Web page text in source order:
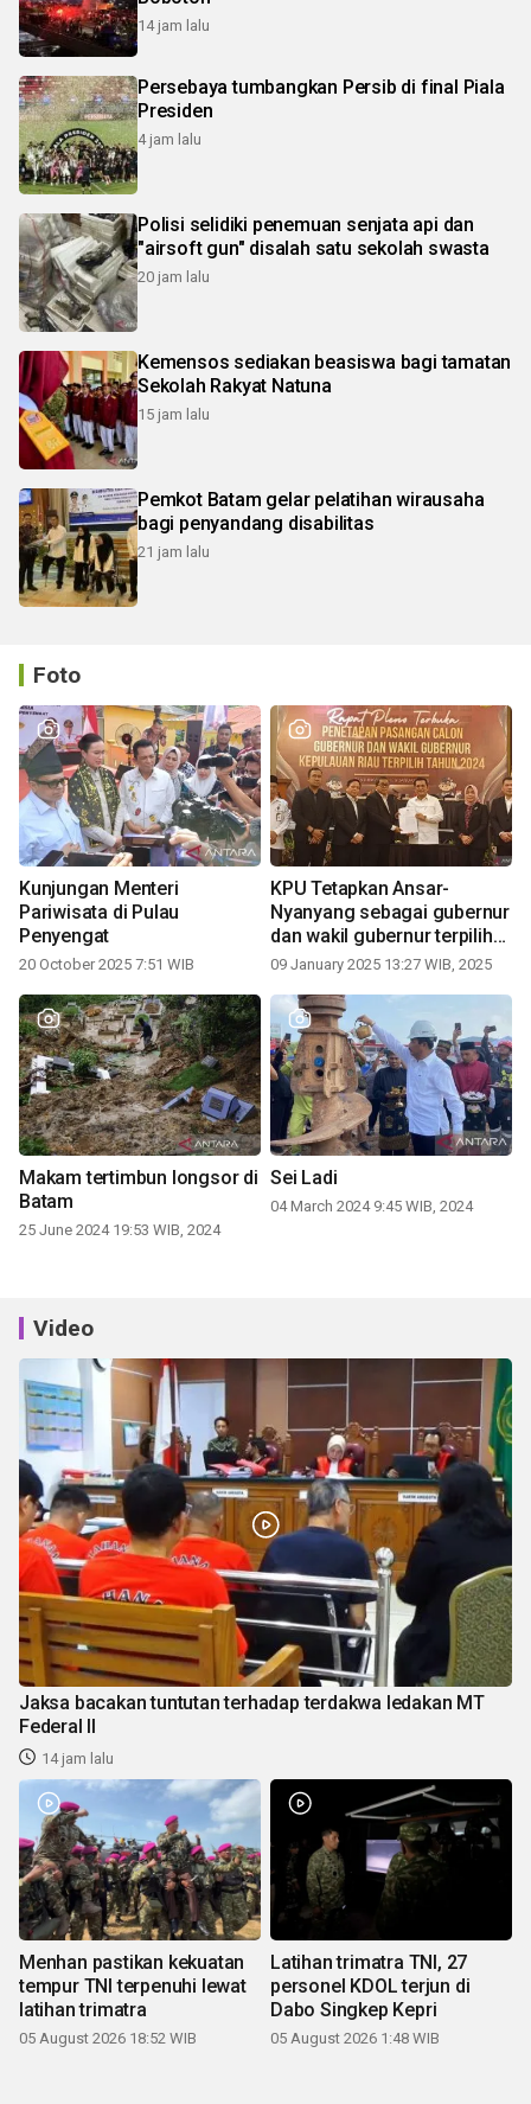
14 jam lalu
Persebaya tumbangkan Persib di final Piala
Presiden
4 jam lalu
Polisi selidiki penemuan senjata api dan
"airsoft gun" disalah satu sekolah swasta
20 jam lalu
Kemensos sediakan beasiswa bagi tamatan
Sekolah Rakyat Natuna
15 jam lalu
Pemkot Batam gelar pelatihan wirausaha
bagi penyandang disabilitas
21 jam lalu
Foto
Kunjungan Menteri
Pariwisata di Pulau
Penyengat
20 October 2025 7:51 WIB
KPU Tetapkan Ansar-
Nyanyang sebagai gubernur
dan wakil gubernur terpilih
periode 2025-2030
09 January 2025 13:27 WIB, 2025
Makam tertimbun longsor di
Batam
25 June 2024 19:53 WIB, 2024
Sei Ladi
04 March 2024 9:45 WIB, 2024
Video
Jaksa bacakan tuntutan terhadap terdakwa ledakan MT
Federal II
14 jam lalu
Menhan pastikan kekuatan
tempur TNI terpenuhi lewat
latihan trimatra
05 August 2026 18:52 WIB
Latihan trimatra TNI, 27
personel KDOL terjun di
Dabo Singkep Kepri
05 August 2026 1:48 WIB